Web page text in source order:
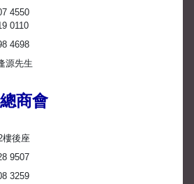
4550
0110
4698
源先生
商會
樓後座
9507
3259